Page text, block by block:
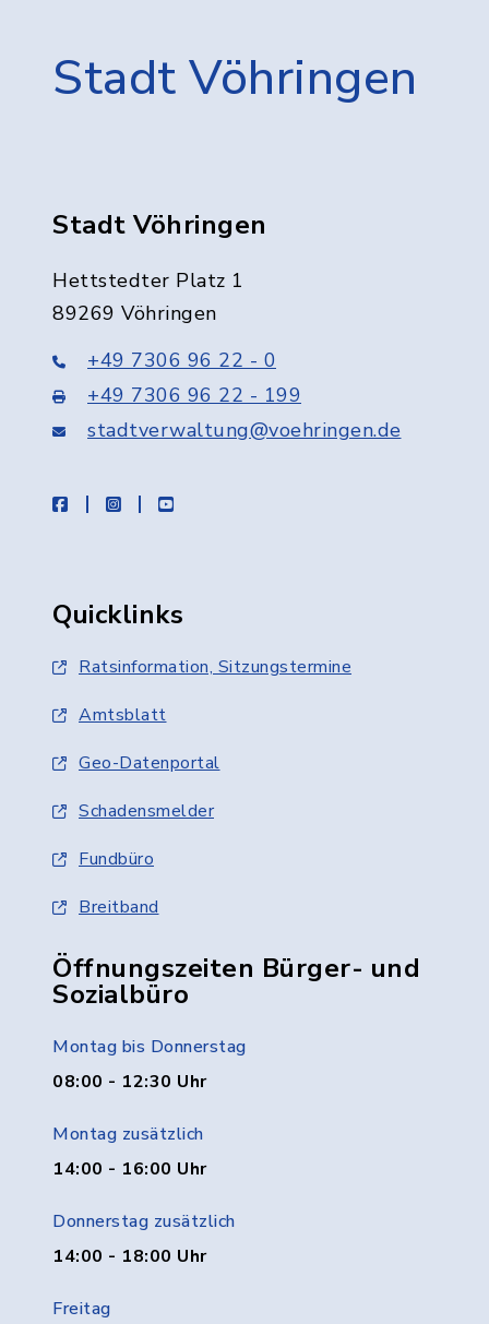
Stadt Vöhringen
Stadt Vöhringen
Hettstedter Platz 1
89269 Vöhringen
+49 7306 96 22 - 0
+49 7306 96 22 - 199
stadtverwaltung@voehringen.de
facebookinstagramyoutube
Quicklinks
Ratsinformation, Sitzungstermine
Amtsblatt
Geo-Datenportal
Schadensmelder
Fundbüro
Breitband
Öffnungszeiten Bürger- und
Sozialbüro
Montag bis Donnerstag
08:00 - 12:30 Uhr
Montag zusätzlich
14:00 - 16:00 Uhr
Donnerstag zusätzlich
14:00 - 18:00 Uhr
Freitag